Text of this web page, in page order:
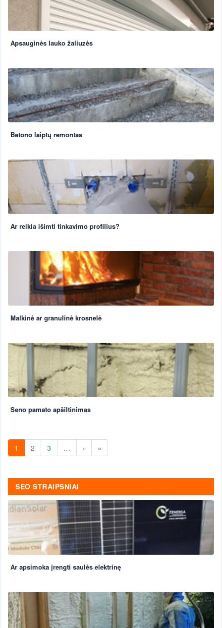
Apsauginės lauko žaliuzės
Betono laiptų remontas
Ar reikia išimti tinkavimo profilius?
Malkinė ar granulinė krosnelė
Seno pamato apšiltinimas
1 2 3 … › »
SEO STRAIPSNIAI
Ar apsimoka įrengti saulės elektrinę